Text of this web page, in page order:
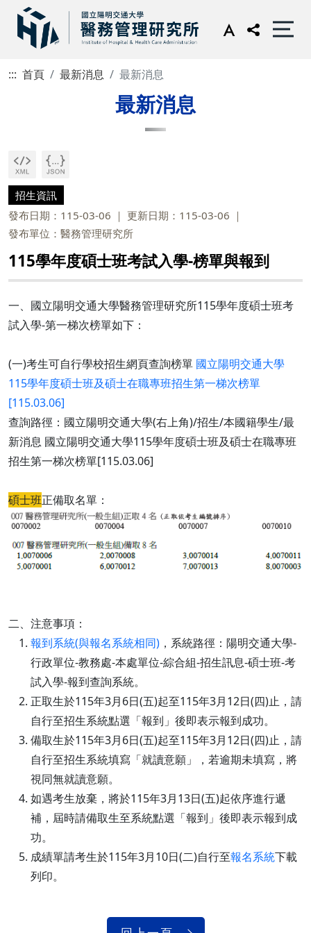
::: 首頁 最新消息 最新消息
最新消息
招生資訊
發布日期：115-03-06
更新日期：115-03-06
發布單位：醫務管理研究所
115學年度碩士班考試入學-榜單與報到
一、國立陽明交通大學醫務管理研究所115學年度碩士班考
試入學-第一梯次榜單如下：
(一)考生可自行學校招生網頁查詢榜單 國立陽明交通大學
115學年度碩士班及碩士在職專班招生第一梯次榜單
[115.03.06]
查詢路徑：國立陽明交通大學(右上角)/招生/本國籍學生/最
新消息 國立陽明交通大學115學年度碩士班及碩士在職專班
招生第一梯次榜單[115.03.06]
碩士班正備取名單：
二、注意事項：
報到系統(與報名系統相同) ，系統路徑：陽明交通大學-
行政單位-教務處-本處單位-綜合組-招生訊息-碩士班-考
試入學-報到查詢系統。
正取生於115年3月6日(五)起至115年3月12日(四)止，請
自行至招生系統點選「報到」後即表示報到成功。
備取生於115年3月6日(五)起至115年3月12日(四)止，請
自行至招生系統填寫「就讀意願」，若逾期未填寫，將
視同無就讀意願。
如遇考生放棄，將於115年3月13日(五)起依序進行遞
補，屆時請備取生至系統點選「報到」後即表示報到成
功。
成績單請考生於115年3月10日(二)自行至報名系統下載
列印。